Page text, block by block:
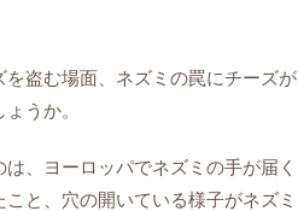
盗む場面、ネズミの罠にチーズが
うか。
、ヨーロッパでネズミの手が届く
と、穴の開いている様子がネズミ